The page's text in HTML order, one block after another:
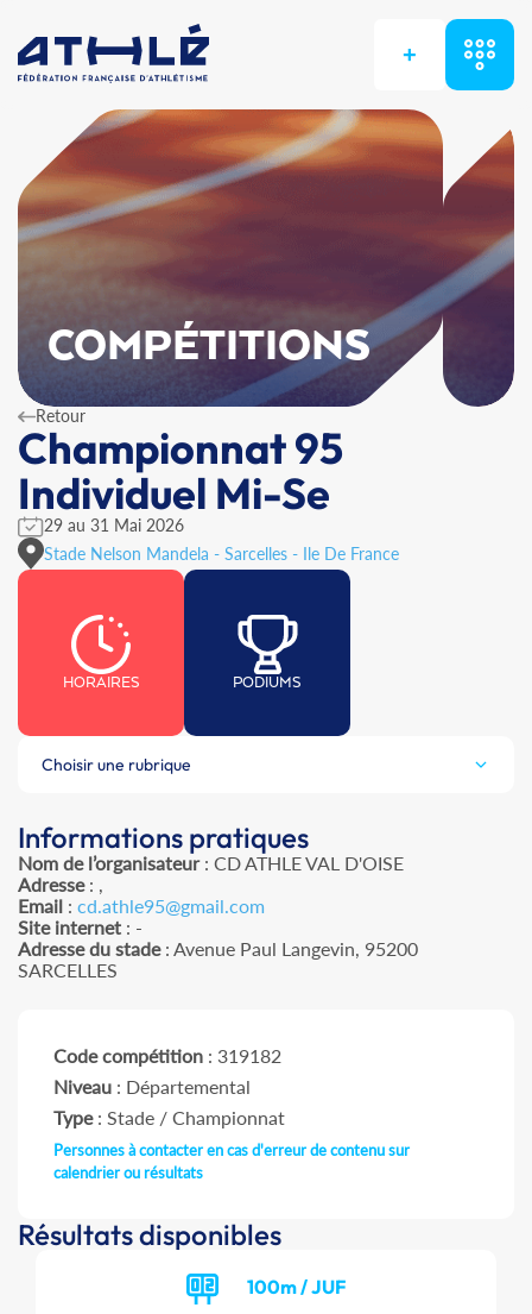
+
COMPÉTITIONS
Retour
Championnat 95
Individuel Mi-Se
29 au 31 Mai 2026
Stade Nelson Mandela - Sarcelles - Ile De France
HORAIRES PODIUMS
Choisir une rubrique
Informations pratiques
Nom de l’organisateur: CD ATHLE VAL D'OISE
Adresse: ,
Email : cd.athle95@gmail.com
Site internet : -
Adresse du stade: Avenue Paul Langevin, 95200
SARCELLES
Code compétition : 319182
Niveau : Départemental
Type: Stade / Championnat
Personnes à contacter en cas d'erreur de contenu sur
calendrier ou résultats
Résultats disponibles
100m / JUF